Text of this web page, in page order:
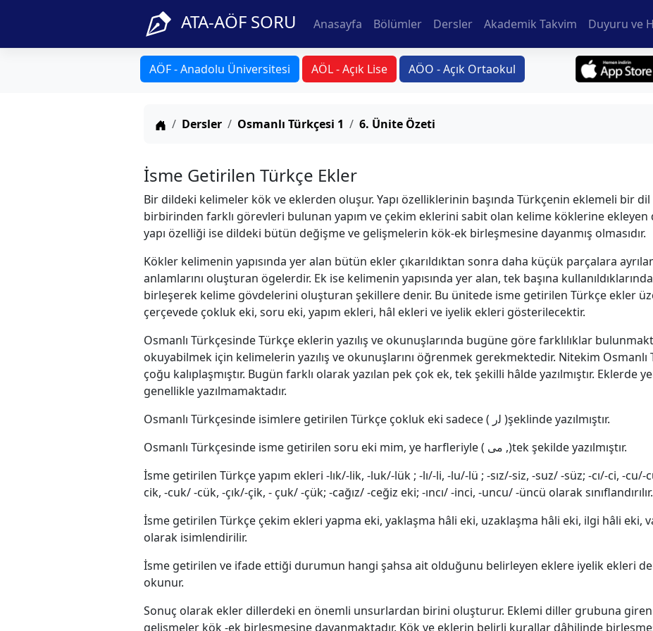
ATA-AÖF SORU Anasayfa Bölümler Dersler Akademik Takvim Duyuru ve
AÖF - Anadolu Üniversitesi AÖL - Açık Lise AÖO - Açık Ortaokul
Anasayfa
Dersler Osmanlı Türkçesi 1 6. Ünite Özeti
İsme Getirilen Türkçe Ekler
Bir dildeki kelimeler kök ve eklerden oluşur. Yapı özelliklerinin başında Türkçenin eklemeli bir
birbirinden farklı görevleri bulunan yapım ve çekim eklerini sabit olan kelime köklerine
yapı özelliği ise dildeki bütün değişme ve gelişmelerin kök-ek birleşmesine dayanmış olmasıdır.
Kökler kelimenin yapısında yer alan bütün ekler çıkarıldıktan sonra daha küçük parçalara
anlamlarını oluşturan ögelerdir. Ek ise kelimenin yapısında yer alan, tek başına
birleşerek kelime gövdelerini oluşturan şekillere denir. Bu ünitede isme getirilen Türkçe ekler
çerçevede çokluk eki, soru eki, yapım ekleri, hâl ekleri ve iyelik ekleri gösterilecektir.
Osmanlı Türkçesinde Türkçe eklerin yazılış ve okunuşlarında bugüne göre farklılıklar
okuyabilmek için kelimelerin yazılış ve okunuşlarını öğrenmek gerekmektedir. Nitekim
çoğu kalıplaşmıştır. Bugün farklı olarak yazılan pek çok ek, tek şekilli hâlde yazılmıştır. Eklerde
genellikle yazılmamaktadır.
Osmanlı Türkçesinde isimlere getirilen Türkçe çokluk eki sadece ( ﻟر )şeklinde yazılmıştır.
Osmanlı Türkçesinde isme getirilen soru eki mim, ye harfleriyle ( ﻣﻰ ,)tek şekilde yazılmıştır.
İsme getirilen Türkçe yapım ekleri -lık/-lik, -luk/-lük ; -lı/-li, -lu/-lü ; -sız/-siz, -suz/ -süz; -cı/-ci, -cu/-
cik, -cuk/ -cük, -çık/-çik, - çuk/ -çük; -cağız/ -ceğiz eki; -ıncı/ -inci, -uncu/ -üncü olarak sınıflandırılır.
İsme getirilen Türkçe çekim ekleri yapma eki, yaklaşma hâli eki, uzaklaşma hâli eki, ilgi hâli eki,
olarak isimlendirilir.
İsme getirilen ve ifade ettiği durumun hangi şahsa ait olduğunu belirleyen eklere iyelik ekleri
okunur.
Sonuç olarak ekler dillerdeki en önemli unsurlardan birini oluşturur. Eklemi diller grubuna
gelişmeler kök -ek birleşmesine dayanmaktadır. Kök ve eklerin belirli kurallar dâhilinde